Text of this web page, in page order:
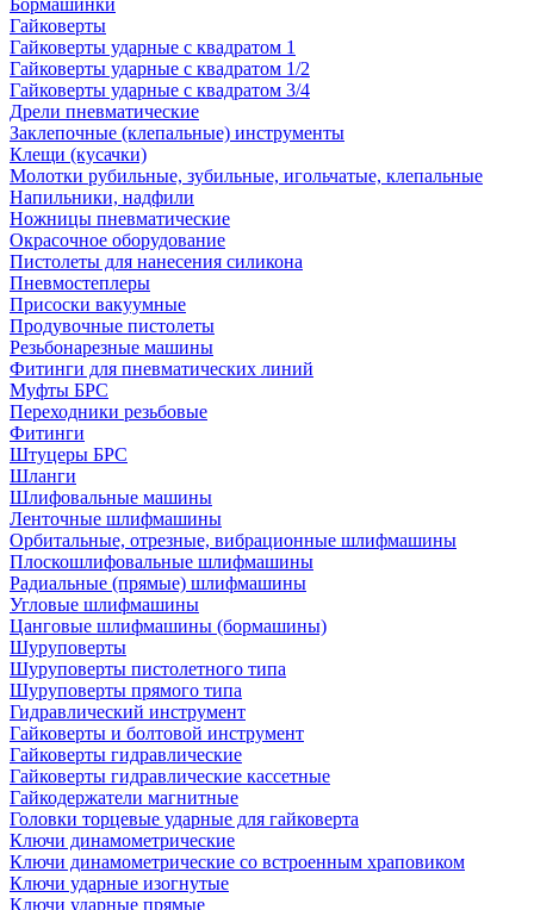
Бормашинки
Гайковерты
Гайковерты ударные с квадратом 1
Гайковерты ударные с квадратом 1/2
Гайковерты ударные с квадратом 3/4
Дрели пневматические
Заклепочные (клепальные) инструменты
Клещи (кусачки)
Молотки рубильные, зубильные, игольчатые, клепальные
Напильники, надфили
Ножницы пневматические
Окрасочное оборудование
Пистолеты для нанесения силикона
Пневмостеплеры
Присоски вакуумные
Продувочные пистолеты
Резьбонарезные машины
Фитинги для пневматических линий
Муфты БРС
Переходники резьбовые
Фитинги
Штуцеры БРС
Шланги
Шлифовальные машины
Ленточные шлифмашины
Орбитальные, отрезные, вибрационные шлифмашины
Плоскошлифовальные шлифмашины
Радиальные (прямые) шлифмашины
Угловые шлифмашины
Цанговые шлифмашины (бормашины)
Шуруповерты
Шуруповерты пистолетного типа
Шуруповерты прямого типа
Гидравлический инструмент
Гайковерты и болтовой инструмент
Гайковерты гидравлические
Гайковерты гидравлические кассетные
Гайкодержатели магнитные
Головки торцевые ударные для гайковерта
Ключи динамометрические
Ключи динамометрические со встроенным храповиком
Ключи ударные изогнутые
Ключи ударные прямые